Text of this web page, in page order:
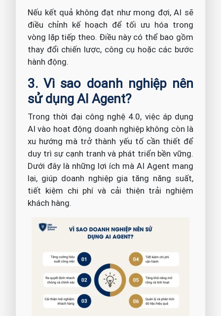
Nếu kết quả không đạt như mong đợi, AI sẽ
điều chỉnh kế hoạch để tối ưu hóa trong
vòng lặp tiếp theo. Điều này có thể bao gồm
thay đổi chiến lược, công cụ hoặc các bước
hành động.
3. Vì sao doanh nghiệp nên
sử dụng AI Agent?
Trong thời đại công nghệ 4.0, việc áp dụng
AI vào hoạt động doanh nghiệp không còn là
xu hướng mà trở thành yếu tố cần thiết để
duy trì sự cạnh tranh và phát triển bền vững.
Dưới đây là những lợi ích mà AI Agent mang
lại, giúp doanh nghiệp gia tăng năng suất,
tiết kiệm chi phí và cải thiện trải nghiệm
khách hàng.